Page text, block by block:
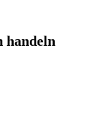
handeln